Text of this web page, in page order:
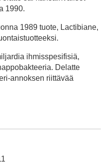
1990.
1989 tuote, Lactibiane,
ihmisspesifisiä,
Delatte
annoksen riittävää